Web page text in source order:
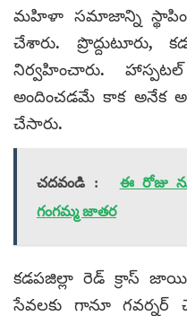
మహిళా సమాజాన్ని
చేశారు. ప్రొద్దుటూరు,
నిర్వహించారు.
అందించడమే కాక అనేక
చేసారు.
చదవండి :
ఈ రోజు
గంగమ్మ జాతర
కడపజిల్లా రెడ్‌ క్రాస్‌
సేవలకు గానూ గవర్నర్‌